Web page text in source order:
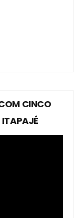
CINCO
ITAPAJÉ